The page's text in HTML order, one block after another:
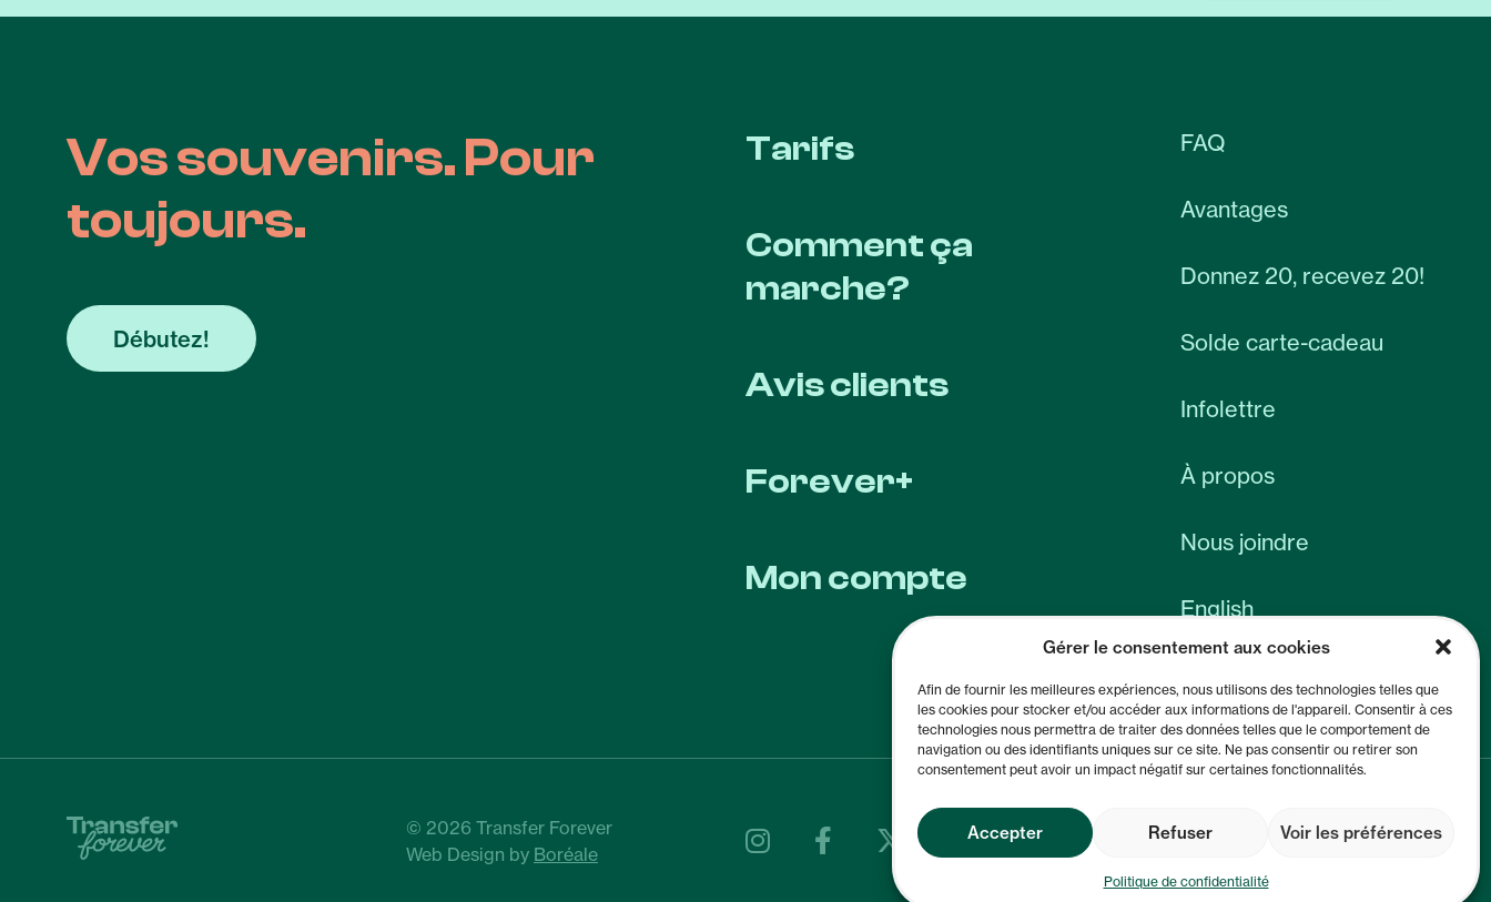
Gérer le consentement aux cookies
Afin de fournir les meilleures expériences, nous utilisons des technologies telles que
les cookies pour stocker et/ou accéder aux informations de l'appareil. Consentir à ces
technologies nous permettra de traiter des données telles que le comportement de
navigation ou des identifiants uniques sur ce site. Ne pas consentir ou retirer son
consentement peut avoir un impact négatif sur certaines fonctionnalités.
Accepter Refuser Voir les préférences
Politique de confidentialité
Vos souvenirs. Pour
toujours.
Débutez!
Tarifs
Comment ça
marche?
Avis clients
Forever+
Mon compte
FAQ
Avantages
Donnez 20, recevez 20!
Solde carte-cadeau
Infolettre
À propos
Nous joindre
English
© 2026 Transfer Forever
Web Design by Boréale
Conditions de vente et de service